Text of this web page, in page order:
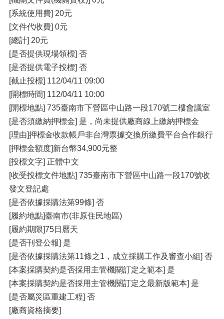
[系統使用費] 20元
[文件代收費] 0元
[總計] 20元
[是否提供現場領標] 否
[是否提供電子投標] 否
[截止投標] 112/04/11 09:00
[開標時間] 112/04/11 10:00
[開標地點] 735臺南市下營區中山路一段170號二樓會議室
[是否須繳納押標金] 是，尚未提供廠商線上繳納押標金
[理由]押標金收款帳戶非台灣票據交換所繳費平台合作銀行
[押標金額度]新台幣34,900元整
[投標文字] 正體中文
[收受投標文件地點] 735臺南市下營區中山路一段170號收
發文登記處
[是否依據採購法第99條] 否
[履約地點]臺南市(非原住民地區)
[履約期限]75日曆天
[是否刊登公報] 是
[是否依據採購法第11條之1，成立採購工作及審查小組] 否
[本案採購契約是否採用主管機關訂定之範本] 是
[本案採購契約是否採用主管機關訂定之最新版範本] 是
[是否屬災區重建工程] 否
[廠商資格摘要]